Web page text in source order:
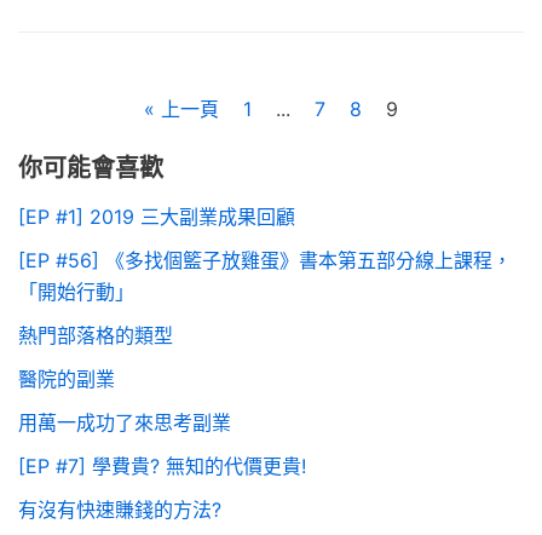
« 上一頁 1 ... 7 8 9
你可能會喜歡
[EP #1] 2019 三大副業成果回顧
[EP #56] 《多找個籃子放雞蛋》書本第五部分線上課程，
「開始行動」
熱門部落格的類型
醫院的副業
用萬一成功了來思考副業
[EP #7] 學費貴? 無知的代價更貴!
有沒有快速賺錢的方法?